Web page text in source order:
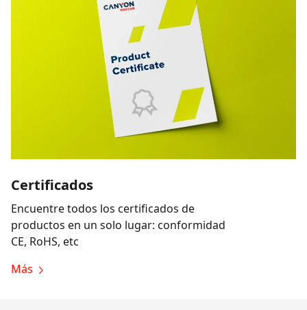
Certificados
Encuentre todos los certificados de
productos en un solo lugar: conformidad
CE, RoHS, etc
Más